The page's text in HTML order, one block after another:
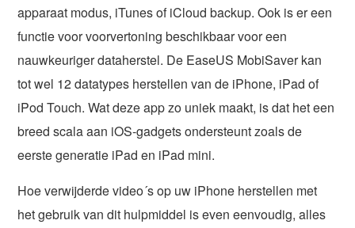
apparaat modus, iTunes of iCloud backup. Ook is er een
functie voor voorvertoning beschikbaar voor een
nauwkeuriger dataherstel. De EaseUS MobiSaver kan
tot wel 12 datatypes herstellen van de iPhone, iPad of
iPod Touch. Wat deze app zo uniek maakt, is dat het een
breed scala aan iOS-gadgets ondersteunt zoals de
eerste generatie iPad en iPad mini.
Hoe verwijderde video´s op uw iPhone herstellen met
het gebruik van dit hulpmiddel is even eenvoudig, alles